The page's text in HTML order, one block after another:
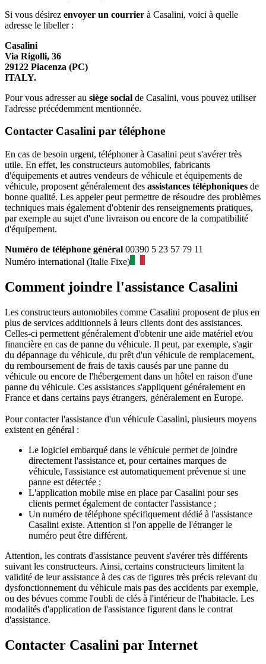
Si vous désirez envoyer un courrier à Casalini, voici à quelle
adresse le libeller :
Casalini
Via Rigolli, 36
29122 Piacenza (PC)
ITALY.
Pour vous adresser au siège social de Casalini, vous pouvez utiliser
l'adresse précédemment mentionnée.
Contacter Casalini par téléphone
En cas de besoin urgent, téléphoner à Casalini peut s'avérer très
utile. En effet, les constructeurs automobiles, fabricants
d'équipements et autres vendeurs de véhicule et équipements de
véhicule, proposent généralement des assistances téléphoniques de
bonne qualité. Les appeler peut permettre de résoudre des problèmes
techniques mais également d'obtenir des renseignements pratiques,
par exemple au sujet d'une livraison ou encore de la compatibilité
d'équipement.
Numéro de téléphone général 00390 5 23 57 79 11
Numéro international (Italie Fixe)
Comment joindre l'assistance Casalini
Les constructeurs automobiles comme Casalini proposent de plus en
plus de services additionnels à leurs clients dont des assistances.
Celles-ci permettent généralement d'obtenir une aide matériel et/ou
financière en cas de panne du véhicule. Il peut, par exemple, s'agir
du dépannage du véhicule, du prêt d'un véhicule de remplacement,
du remboursement de frais de taxis causés par une panne du
véhicule ou encore de l'hébergement dans un hôtel en raison d'une
panne du véhicule. Ces assistances s'appliquent généralement en
France et dans certains pays étrangers, généralement en Europe.
Pour contacter l'assistance d'un véhicule Casalini, plusieurs moyens
existent en général :
Le logiciel embarqué dans le véhicule permet de joindre
directement l'assistance et, pour certaines marques de
véhicule, l'assistance est automatiquement prévenue si une
panne est détectée ;
L'application mobile mise en place par Casalini pour ses
clients permet également de contacter l'assistance ;
Un numéro de téléphone spécifiquement dédié à l'assistance
Casalini existe. Attention si l'on appelle de l'étranger le
numéro peut être différent.
Attention, les contrats d'assistance peuvent s'avérer très différents
suivant les constructeurs. Ainsi, certains constructeurs limitent la
validité de leur assistance à des cas de figures très précis relevant du
dysfonctionnement du véhicule mais pas des accidents par exemple,
ou des bévues comme l'oubli de clés à l'intérieur de l'habitacle. Les
modalités d'application de l'assistance figurent dans le contrat
d'assistance.
Contacter Casalini par Internet